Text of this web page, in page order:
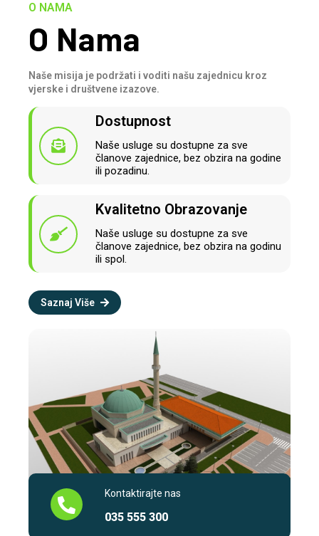
Kontaktirajte nas
035 555 300
O NAMA
O Nama
Naše misija je podržati i voditi našu zajednicu kroz
vjerske i društvene izazove.
Dostupnost
Naše usluge su dostupne za sve
članove zajednice, bez obzira na godine
ili pozadinu.
Kvalitetno Obrazovanje
Naše usluge su dostupne za sve
članove zajednice, bez obzira na godinu
ili spol.
Saznaj Više